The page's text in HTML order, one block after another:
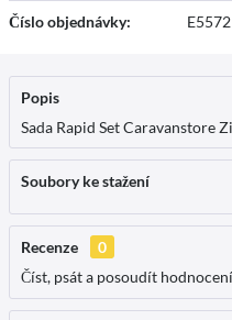
Číslo objednávky: E5572
Popis
Sada Rapid Set Caravanstore
Soubory ke stažení
Recenze
0
Číst, psát a posoudít